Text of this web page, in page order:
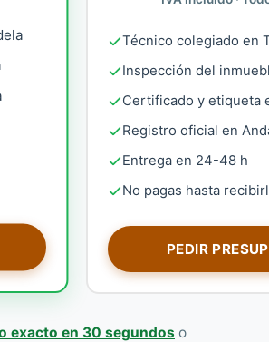
Técnico colegiado en
Inspección del
Certificado y etiqueta
Registro oficial en
Entrega en 24-48 h
No pagas hasta
PEDIR
exacto en 30 segundos o